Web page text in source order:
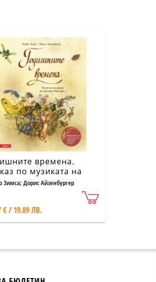
времена.
по музиката на
Вивалди + CD
Зимса; Дорис Айзенбургер
€ / 19.89 ЛВ.